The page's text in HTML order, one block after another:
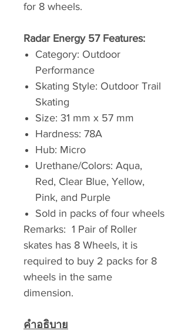
for 8 wheels.
Radar Energy 57 Features:
Category: Outdoor
Performance
Skating Style: Outdoor Trail
Skating
Size: 31 mm x 57 mm
Hardness: 78A
Hub: Micro
Urethane/Colors: Aqua,
Red, Clear Blue, Yellow,
Pink, and Purple
Sold in packs of four wheels
Remarks: 1 Pair of Roller
skates has 8 Wheels, it is
required to buy 2 packs for 8
wheels in the same
dimension.
คำอธิบาย